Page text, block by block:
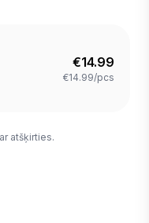
€14.99
€14.99/pcs
atšķirties.